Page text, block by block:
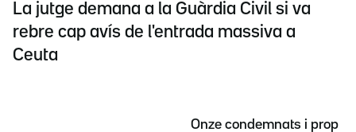
La jutge demana a la Guàrdia Civil si va
rebre cap avís de l'entrada massiva a
Ceuta
Onze condemnats i prop